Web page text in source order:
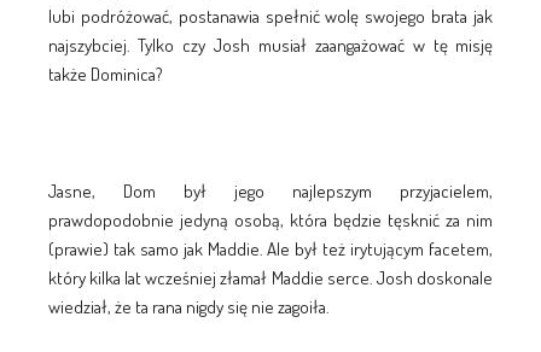
lubi podróżować, postanawia spełnić wolę swojego brata jak
najszybciej. Tylko czy Josh musiał zaangażować w tę misję
także Dominica?
Jasne, Dom był jego najlepszym przyjacielem,
prawdopodobnie jedyną osobą, która będzie tęsknić za nim
(prawie) tak samo jak Maddie. Ale był też irytującym facetem,
który kilka lat wcześniej złamał Maddie serce. Josh doskonale
wiedział, że ta rana nigdy się nie zagoiła.